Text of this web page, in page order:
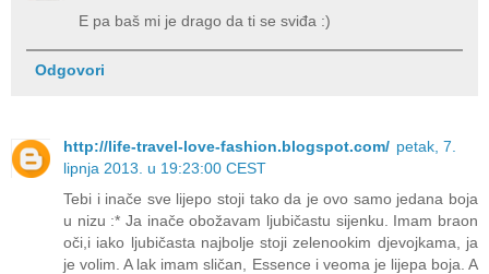
E pa baš mi je drago da ti se sviđa :)
Odgovori
http://life-travel-love-fashion.blogspot.com/ petak, 7.
lipnja 2013. u 19:23:00 CEST
Tebi i inače sve lijepo stoji tako da je ovo samo jedana boja
u nizu :* Ja inače obožavam ljubičastu sijenku. Imam braon
oči,i iako ljubičasta najbolje stoji zelenookim djevojkama, ja
je volim. A lak imam sličan, Essence i veoma je lijepa boja. A